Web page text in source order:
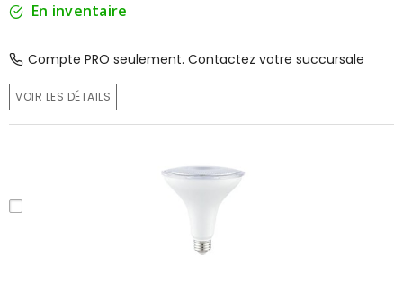
En inventaire
Compte PRO seulement. Contactez votre succursale
VOIR LES DÉTAILS